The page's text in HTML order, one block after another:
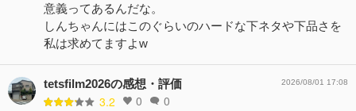
意義ってあるんだな。
しんちゃんにはこのぐらいのハードな下ネタや下品さを
私は求めてますよw
tetsfilm2026の感想・評価
3.2 0 0
2026/08/01 17:08